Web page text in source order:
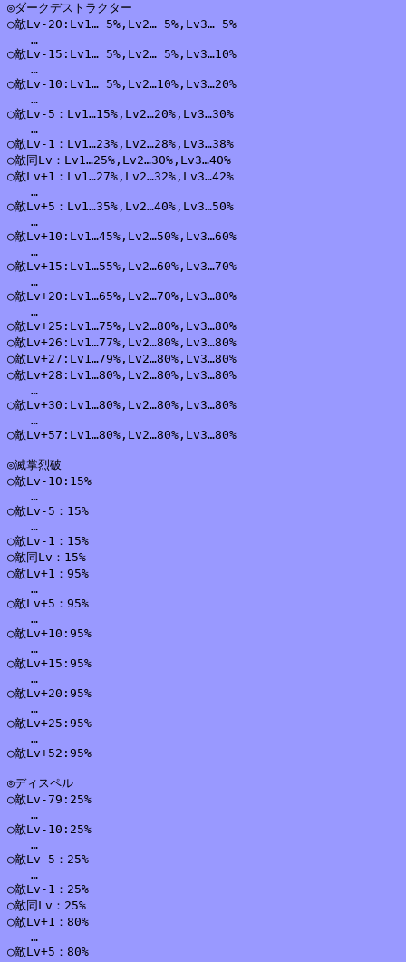
◎ダークデストラクター
○敵Lv-20:Lv1… 5%,Lv2… 5%,Lv3… 5%
…
○敵Lv-15:Lv1… 5%,Lv2… 5%,Lv3…10%
…
○敵Lv-10:Lv1… 5%,Lv2…10%,Lv3…20%
…
○敵Lv-5：Lv1…15%,Lv2…20%,Lv3…30%
…
○敵Lv-1：Lv1…23%,Lv2…28%,Lv3…38%
○敵同Lv：Lv1…25%,Lv2…30%,Lv3…40%
○敵Lv+1：Lv1…27%,Lv2…32%,Lv3…42%
…
○敵Lv+5：Lv1…35%,Lv2…40%,Lv3…50%
…
○敵Lv+10:Lv1…45%,Lv2…50%,Lv3…60%
…
○敵Lv+15:Lv1…55%,Lv2…60%,Lv3…70%
…
○敵Lv+20:Lv1…65%,Lv2…70%,Lv3…80%
…
○敵Lv+25:Lv1…75%,Lv2…80%,Lv3…80%
○敵Lv+26:Lv1…77%,Lv2…80%,Lv3…80%
○敵Lv+27:Lv1…79%,Lv2…80%,Lv3…80%
○敵Lv+28:Lv1…80%,Lv2…80%,Lv3…80%
…
○敵Lv+30:Lv1…80%,Lv2…80%,Lv3…80%
…
○敵Lv+57:Lv1…80%,Lv2…80%,Lv3…80%
◎滅掌烈破
○敵Lv-10:15%
…
○敵Lv-5：15%
…
○敵Lv-1：15%
○敵同Lv：15%
○敵Lv+1：95%
…
○敵Lv+5：95%
…
○敵Lv+10:95%
…
○敵Lv+15:95%
…
○敵Lv+20:95%
…
○敵Lv+25:95%
…
○敵Lv+52:95%
◎ディスペル
○敵Lv-79:25%
…
○敵Lv-10:25%
…
○敵Lv-5：25%
…
○敵Lv-1：25%
○敵同Lv：25%
○敵Lv+1：80%
…
○敵Lv+5：80%